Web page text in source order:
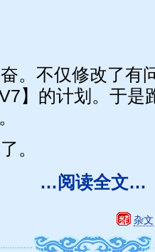
。不仅修改了有
】的计划。于是
。
…阅读全文…
杂文